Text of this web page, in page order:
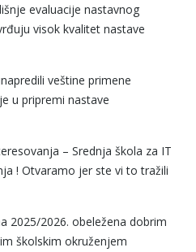
evaluacije nastavnog
visok kvalitet nastave
veštine primene
u pripremi nastave
– Srednja škola za IT
! Otvaramo jer ste vi to tražili
2025/2026. obeležena dobrim
školskim okruženjem